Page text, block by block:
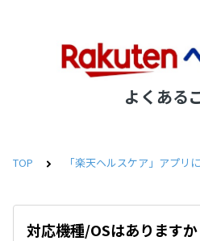
よくある
TOP 「楽天ヘルスケア」アプリ
対応機種/OSはありますか